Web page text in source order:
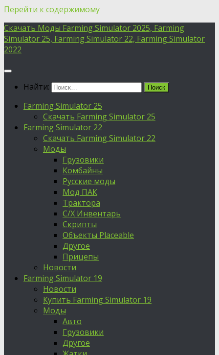
Перейти к содержимому
Скачать Моды Farming Simulator 2025, Farming
Simulator 25, Farming Simulator 22, Farming Simulator
2022
Найти:
Farming Simulator 25
Скачать Farming Simulator 25
Farming Simulator 22
Скачать Farming Simulator 22
Моды
Грузовики
Комбайны
Русские моды
Мод ПАК
Трактора
С/Х Инвентарь
Скрипты
Объекты Placeable
Другое
Прицепы
Новости
Farming Simulator 19
Новости
Купить Farming Simulator 19
Моды
Авто
Грузовики
Другое